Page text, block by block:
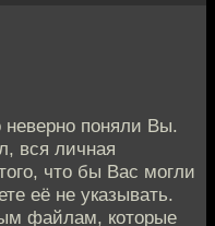
неверно поняли Вы.
вся личная
что бы Вас могли
её не указывать.
файлам, которые